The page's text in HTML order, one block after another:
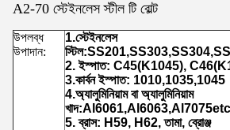
A2-70 স্টেইনলেস স্টীল টি বোল্ট
উপলব্ধ
উপাদান:
1.স্টেইনলেস
2. ইস্পাত: C45(K1045),
3.কার্বন ইস্পাত: 1010,1035,1045
4.অ্যালুমিনিয়াম বা অ্যালুমিনিয়াম
খাদ:Al6061,Al6063,Al7075etc
5. ব্রাস: H59, H62, তামা, ব্রোঞ্জ